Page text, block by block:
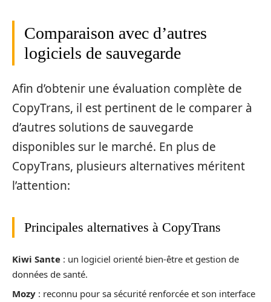
Comparaison avec d’autres
logiciels de sauvegarde
Afin d’obtenir une évaluation complète de
CopyTrans, il est pertinent de le comparer à
d’autres solutions de sauvegarde
disponibles sur le marché. En plus de
CopyTrans, plusieurs alternatives méritent
l’attention:
Principales alternatives à CopyTrans
Kiwi Sante : un logiciel orienté bien-être et gestion de
données de santé.
Mozy : reconnu pour sa sécurité renforcée et son interface